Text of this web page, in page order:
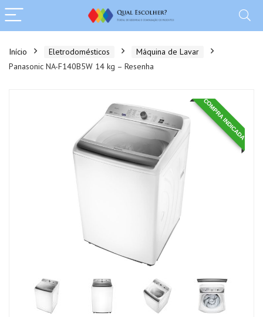
Início Eletrodomésticos
Máquina de Lavar
Panasonic NA-F140B5W 14 kg – Resenha
COMPRA INDICADA